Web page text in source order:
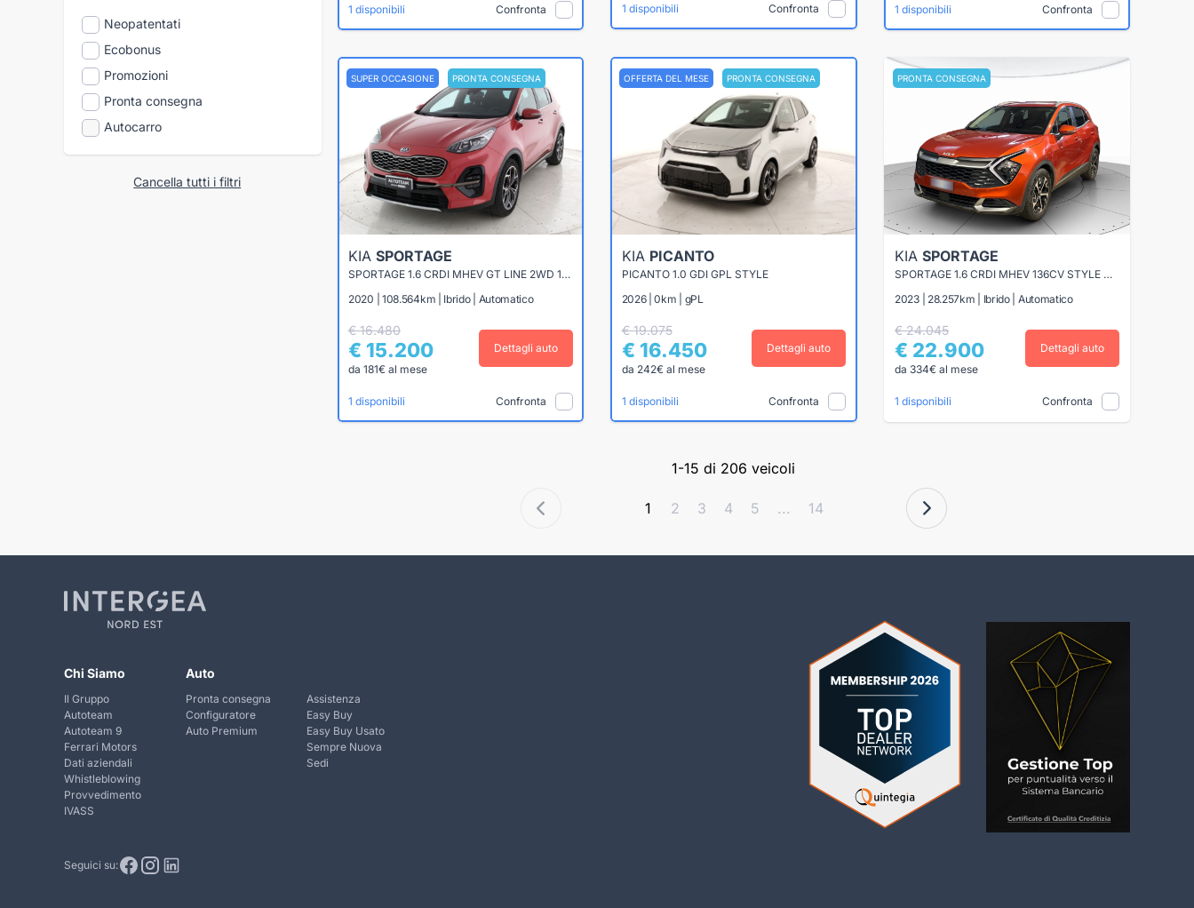
Neopatentati
Ecobonus
Promozioni
Pronta consegna
Autocarro
Cancella tutti i filtri
1 disponibili Confronta 1 disponibili Confronta 1 disponibili Confronta
SUPER OCCASIONE PRONTA CONSEGNA
KIA SPORTAGE
SPORTAGE 1.6 CRDI MHEV GT LINE 2WD 136CV DCT7
2020 | 108.564km | Ibrido | Automatico
€ 16.480
€ 15.200
da 181€ al mese
Dettagli auto
1 disponibili Confronta
OFFERTA DEL MESE PRONTA CONSEGNA
KIA PICANTO
PICANTO 1.0 GDI GPL STYLE
2026 | 0km | gPL
€ 19.075
€ 16.450
da 242€ al mese
Dettagli auto
1 disponibili Confronta
PRONTA CONSEGNA
KIA SPORTAGE
SPORTAGE 1.6 CRDI MHEV 136CV STYLE DCT
2023 | 28.257km | Ibrido | Automatico
€ 24.045
€ 22.900
da 334€ al mese
Dettagli auto
1 disponibili Confronta
1-15 di 206 veicoli
1 2 3 4 5 ... 14
Chi Siamo
Il Gruppo
Autoteam
Autoteam 9
Ferrari Motors
Dati aziendali
Whistleblowing
Provvedimento
IVASS
Auto
Pronta consegna
Configuratore
Auto Premium
Assistenza
Easy Buy
Easy Buy Usato
Sempre Nuova
Sedi
Seguici su: